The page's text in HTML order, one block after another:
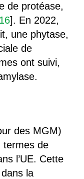
de protéase,
]. En 2022,
une phytase,
de
ont suivi,
des MGM)
termes de
l’UE. Cette
la